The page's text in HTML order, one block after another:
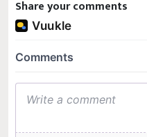
Share your comments